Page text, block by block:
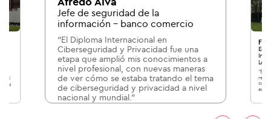
Jefe de seguridad de la
información - banco comercio
“El Diploma Internacional en
Ciberseguridad y Privacidad fue una
etapa que amplió mis conocimientos a
nivel profesional, con nuevas maneras
de ver cómo se estaba tratando el tema
de ciberseguridad y privacidad a nivel
nacional y mundial.”
“El